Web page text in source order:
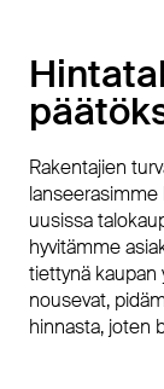
Rakentajien
lanseerasimme
uusissa
hyvitämme
tiettynä kaupan
nousevat,
hinnasta, joten